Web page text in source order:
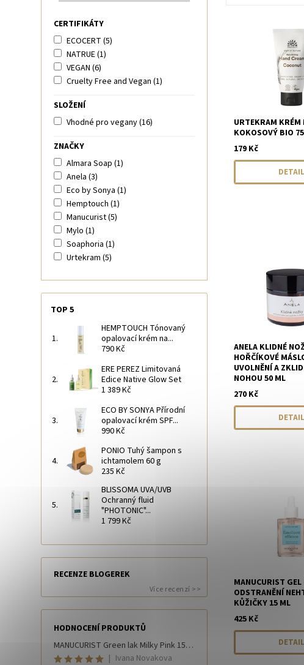
URTEKRAM KRÉM
KOKOSOVÝ BIO
179 Kč
DETAIL
ANELA KLIDNÉ
HOŘČÍKOVÉ
UVOLNĚNÍ A
NOHOU 50 ML
270 Kč
DETAIL
MANUCURIST GEL
ODSTRANĚNÍ
KŮŽIČKY 15 ML
425 Kč
DETAIL
CERTIFIKÁTY
ECOCERT (5)
NATRUE(1)
VEGAN (6)
Cruelty Free and Vegan (1)
SLOŽENÍ
Vhodné pro vegany(16)
ZNAČKY
Almara Soap (1)
Anela (3)
Eco by Sonya (1)
Hemptouch (1)
Manucurist(5)
Mylo (1)
Soaphoria (1)
Urtekram (5)
TOP 5
HEMPTOUCH Tónovaný
opalovací krém na...
790 Kč
ERE PEREZ Limitovaná
Edice Native Glow Set
1 389 Kč
ECO BY SONYA Přírodní
opalovací krém SPF...
990 Kč
PONIO Tuhý šampon s
ichtamolem 60 g
235 Kč
BLISSOMA UVA/UVB
Ochranný fluid
"PHOTONIC"...
1 799 Kč
RECENZE BLOGEREK
Více recenzí >>
HODNOCENÍ PRODUKTŮ
MANUCURIST Green lak Milky Pink 15 ml
| Ivana Novakova